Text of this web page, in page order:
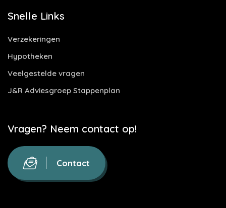
Snelle Links
Verzekeringen
Hypotheken
Veelgestelde vragen
J&R Adviesgroep Stappenplan
Vragen? Neem contact op!
Contact